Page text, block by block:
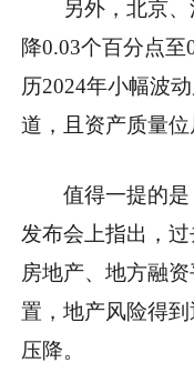
另外，北京
降0.03个百分点
历2024年小幅波
道，且资产质量位
值得一提的
发布会上指出，
房地产、地方融
置，地产风险得
压降。